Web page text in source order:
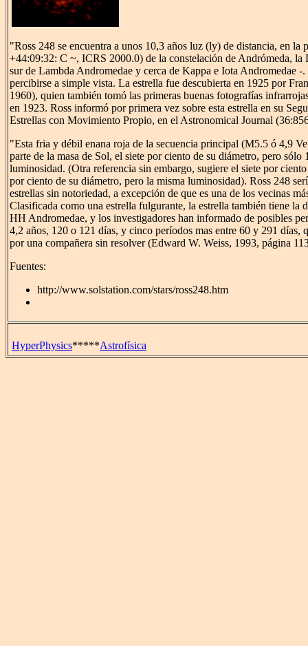
"Ross 248 se encuentra a unos 10,3 años luz (ly) de distancia, en la
+44:09:32: C ~, ICRS 2000.0) de la constelación de Andrómeda, la
sur de Lambda Andromedae y cerca de Kappa e Iota Andromedae -
percibirse a simple vista. La estrella fue descubierta en 1925 por
1960), quien también tomó las primeras buenas fotografías
en 1923. Ross informó por primera vez sobre esta estrella en su
Estrellas con Movimiento Propio, en el Astronomical Journal
"Esta fria y débil enana roja de la secuencia principal (M5.5 ó 4,9
parte de la masa de Sol, el siete por ciento de su diámetro, pero sólo
luminosidad. (Otra referencia sin embargo, sugiere el siete por
por ciento de su diámetro, pero la misma luminosidad). Ross 248
estrellas sin notoriedad, a excepción de que es una de los vecinas
Clasificada como una estrella fulgurante, la estrella también tiene la
HH Andromedae, y los investigadores han informado de posibles
4,2 años, 120 o 121 días, y cinco períodos mas entre 60 y 291 días,
por una compañera sin resolver (Edward W. Weiss, 1993, página
Fuentes:
http://www.solstation.com/stars/ross248.htm
HyperPhysics*****Astrofísica